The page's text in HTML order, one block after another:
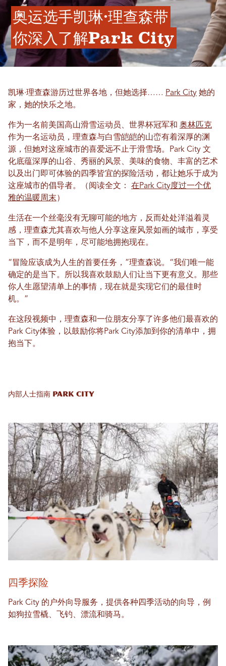
奥运选手凯琳·理查森带
你深入了解Park City
凯琳·理查森游历过世界各地，但她选择…… Park City 她的
家，她的快乐之地。
作为一名前美国高山滑雪运动员、世界杯冠军和 奥林匹克
作为一名运动员，理查森与白雪皑皑的山峦有着深厚的渊
源，但她对这座城市的喜爱远不止于滑雪场。Park City 文
化底蕴深厚的山谷、秀丽的风景、美味的食物、丰富的艺术
以及出门即可体验的四季皆宜的探险活动，都让她乐于成为
这座城市的倡导者。（阅读全文： 在Park City度过一个优
雅的温暖周末 ）
生活在一个丝毫没有无聊可能的地方，反而处处洋溢着灵
感，理查森尤其喜欢与他人分享这座风景如画的城市，享受
当下，而不是明年，尽可能地拥抱现在。
“冒险应该成为人生的首要任务，”理查森说。“我们唯一能
确定的是当下。所以我喜欢鼓励人们让当下更有意义。那些
你人生愿望清单上的事情，现在就是实现它们的最佳时
机。”
在这段视频中，理查森和一位朋友分享了许多他们最喜欢的
Park City体验，以鼓励你将Park City添加到你的清单中，拥
抱当下。
内部人士指南 Park City
四季探险
Park City 的户外向导服务，提供各种四季活动的向导，例
如狗拉雪橇、飞钓、漂流和骑马。